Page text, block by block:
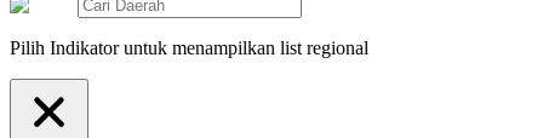
Pilih Indikator untuk menampilkan list regional